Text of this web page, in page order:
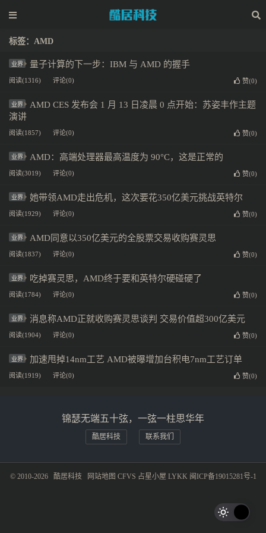
标签：AMD
业界 量子计算的下一步：IBM 与 AMD 的握手
阅读(1316) 评论(0) 赞(0)
业界
AMD CES 发布会 1 月 13 日凌晨 0 点开始：苏姿丰作主题
演讲
阅读(1857) 评论(0) 赞(0)
业界 AMD：高端处理器最高温度为 90°C，这是正常的
阅读(3019) 评论(0) 赞(0)
业界 她带领AMD走出危机，这次要花350亿美元挑战英特尔
阅读(1929) 评论(0) 赞(0)
业界 AMD同意以350亿美元的全股票交易收购赛灵思
阅读(1837) 评论(0) 赞(0)
业界 吃掉赛灵思，AMD终于要和英特尔硬碰硬了
阅读(1784) 评论(0) 赞(0)
业界 消息称AMD正就收购赛灵思谈判 交易价值超300亿美元
阅读(1904) 评论(0) 赞(0)
业界 加速甩掉14nm工艺 AMD被曝增加台积电7nm工艺订单
阅读(1919) 评论(0) 赞(0)
锦瑟无端五十弦，一弦一柱思华年
酷居科技 联系我们
© 2010-2026 酷居科技 网站地图 CFVS 占星小屋 LYKK 闽ICP备19015281号-1